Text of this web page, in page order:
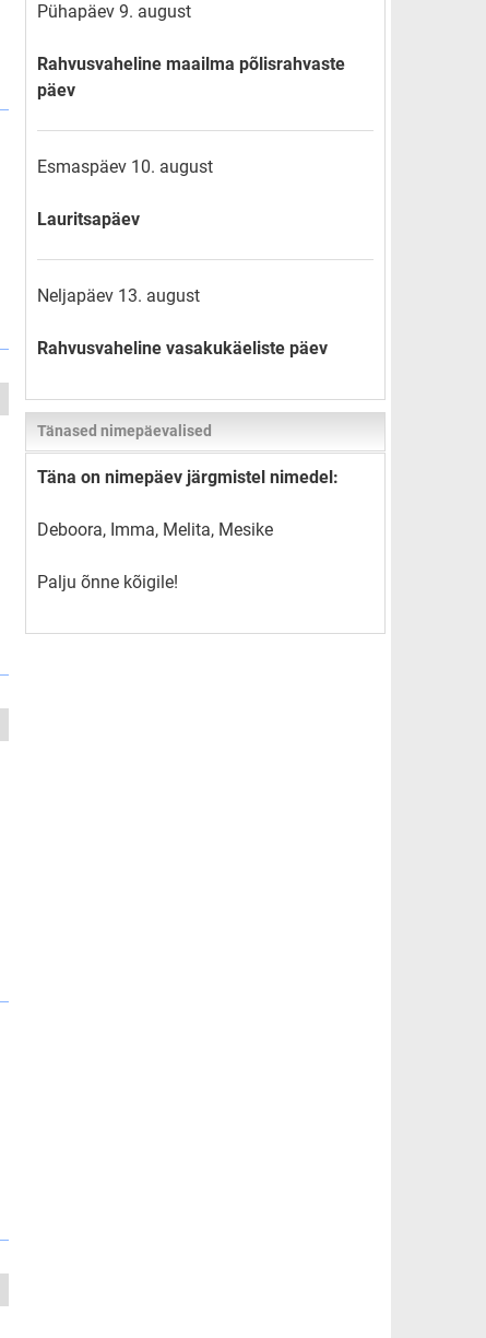
Pühapäev 9. august
Rahvusvaheline maailma põlisrahvaste
päev
Esmaspäev 10. august
Lauritsapäev
Neljapäev 13. august
Rahvusvaheline vasakukäeliste päev
Tänased nimepäevalised
Täna on nimepäev järgmistel nimedel:
Deboora, Imma, Melita, Mesike
Palju õnne kõigile!